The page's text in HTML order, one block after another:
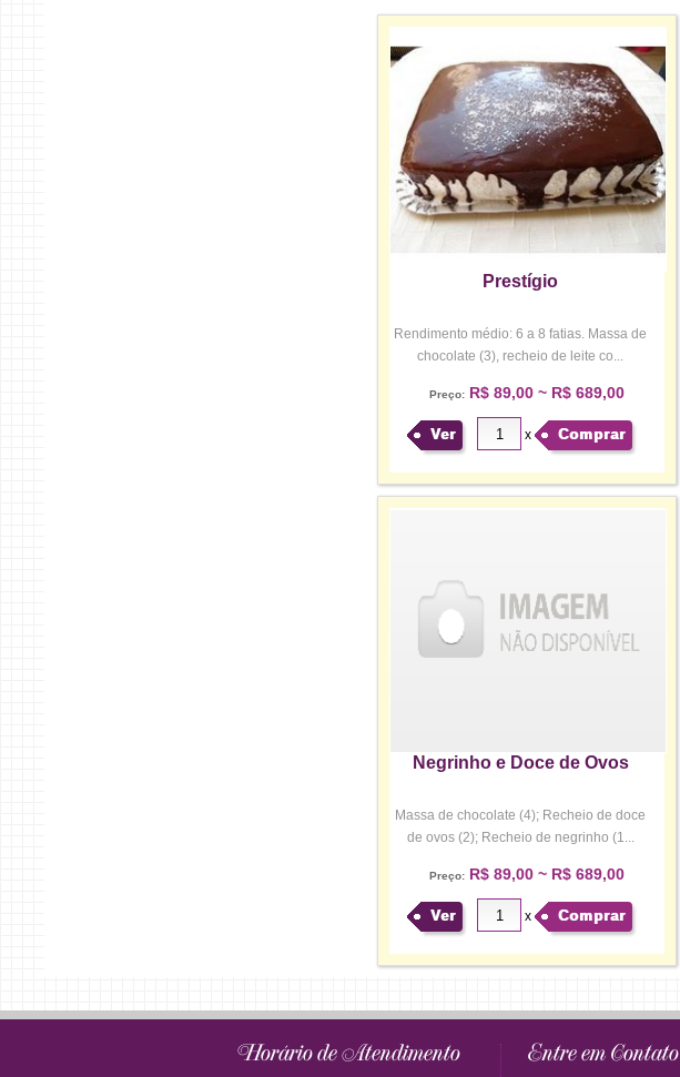
Prestígio
Rendimento médio: 6 a 8 fatias. Massa de
chocolate (3), recheio de leite co...
Preço: R$ 89,00 ~ R$ 689,00
Ver x Comprar
Negrinho e Doce de Ovos
Massa de chocolate (4); Recheio de doce
de ovos (2); Recheio de negrinho (1...
Preço: R$ 89,00 ~ R$ 689,00
Ver x Comprar
Horário de Atendimento Entre em Contato